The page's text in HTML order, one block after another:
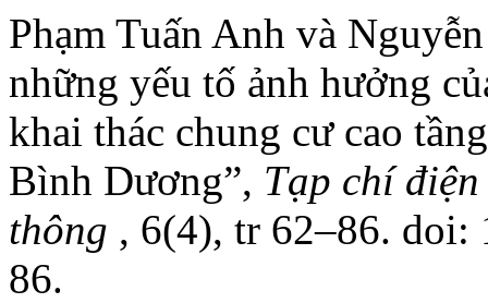
Phạm Tuấn Anh và
những yếu tố ảnh hưởng
khai thác chung cư cao
Bình Dương”, Tạp chí
thông , 6(4), tr 62–86. doi:
86.